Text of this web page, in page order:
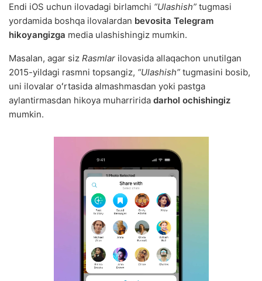
Endi iOS uchun ilovadagi birlamchi “Ulashish” tugmasi
yordamida boshqa ilovalardan bevosita Telegram
hikoyangizga media ulashishingiz mumkin.
Masalan, agar siz Rasmlar ilovasida allaqachon unutilgan
2015-yildagi rasmni topsangiz, “Ulashish” tugmasini bosib,
uni ilovalar oʻrtasida almashmasdan yoki pastga
aylantirmasdan hikoya muharririda darhol ochishingiz
mumkin.